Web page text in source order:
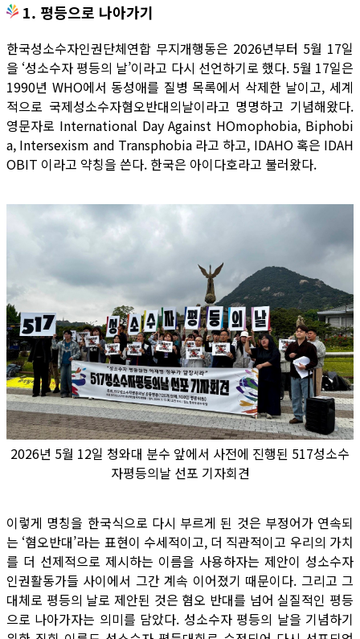
1. 평등으로 나아가기
한국성소수자인권단체연합 무지개행동은 2026년부터 5월 17일
을 ‘성소수자 평등의 날’이라고 다시 선언하기로 했다. 5월 17일은
1990년 WHO에서 동성애를 질병 목록에서 삭제한 날이고, 세계
적으로 국제성소수자혐오반대의날이라고 명명하고 기념해왔다.
영문자로 International Day Against HOmophobia, Biphobi
a, Intersexism and Transphobia 라고 하고, IDAHO 혹은 IDAH
OBIT 이라고 약칭을 쓴다. 한국은 아이다호라고 불러왔다.
2026년 5월 12일 청와대 분수 앞에서 사전에 진행된 517성소수
자평등의날 선포 기자회견
이렇게 명칭을 한국식으로 다시 부르게 된 것은 부정어가 연속되
는 ‘혐오반대’라는 표현이 수세적이고, 더 직관적이고 우리의 가치
를 더 선제적으로 제시하는 이름을 사용하자는 제안이 성소수자
인권활동가들 사이에서 그간 계속 이어졌기 때문이다. 그리고 그
대체로 평등의 날로 제안된 것은 혐오 반대를 넘어 실질적인 평등
으로 나아가자는 의미를 담았다. 성소수자 평등의 날을 기념하기